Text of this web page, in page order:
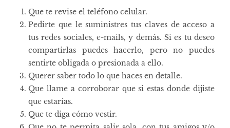
Que te revise el teléfono celular.
Pedirte que le suministres tus claves de acceso a
tus redes sociales, e-mails, y demás. Si es tu deseo
compartirlas puedes hacerlo, pero no puedes
sentirte obligada o presionada a ello.
Querer saber todo lo que haces en detalle.
Que llame a corroborar que si estas donde dijiste
que estarías.
Que te diga cómo vestir.